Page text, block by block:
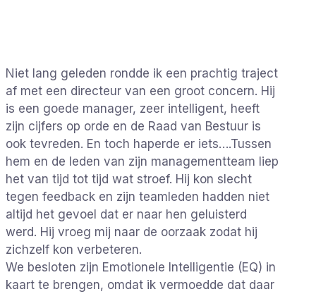
Niet lang geleden rondde ik een prachtig traject
af met een directeur van een groot concern. Hij
is een goede manager, zeer intelligent, heeft
zijn cijfers op orde en de Raad van Bestuur is
ook tevreden. En toch haperde er iets….Tussen
hem en de leden van zijn managementteam liep
het van tijd tot tijd wat stroef. Hij kon slecht
tegen feedback en zijn teamleden hadden niet
altijd het gevoel dat er naar hen geluisterd
werd. Hij vroeg mij naar de oorzaak zodat hij
zichzelf kon verbeteren.
We besloten zijn Emotionele Intelligentie (EQ) in
kaart te brengen, omdat ik vermoedde dat daar